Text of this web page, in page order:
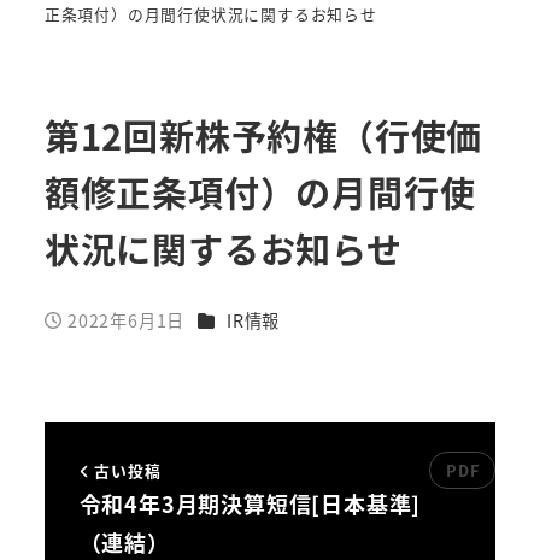
正条項付）の月間行使状況に関するお知らせ
第12回新株予約権（行使価
額修正条項付）の月間行使
状況に関するお知らせ
投稿日
2022年6月1日 カテゴリー
IR情報
古い投稿
令和4年3月期決算短信[日本基準]
（連結）